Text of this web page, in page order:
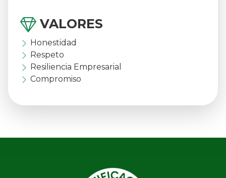
VALORES
Honestidad
Respeto
Resiliencia Empresarial
Compromiso